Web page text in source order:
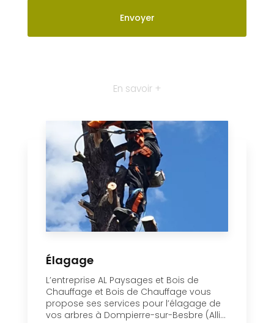
En savoir +
Élagage
L’entreprise AL Paysages et Bois de
Chauffage et Bois de Chauffage vous
propose ses services pour l’élagage de
vos arbres à Dompierre-sur-Besbre (Alli...